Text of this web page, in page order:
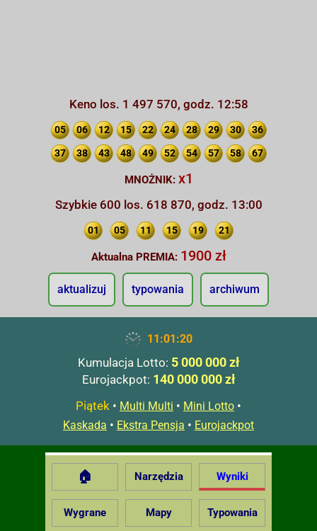
Keno los. 1 497 570, godz. 12:58
05 06 12 15 22 24 28 29 30 36
37 38 43 48 49 52 54 57 58 67
MNOŻNIK: x1
Szybkie 600 los. 618 870, godz. 13:00
01 05 11 15 19 21
Aktualna PREMIA: 1900 zł
aktualizuj typowania archiwum
11:01:21
Kumulacja Lotto: 5 000 000 zł
Eurojackpot: 140 000 000 zł
Piątek • Multi Multi • Mini Lotto •
Kaskada • Ekstra Pensja • Eurojackpot
🏠 Narzędzia Wyniki
Wygrane Mapy Typowania